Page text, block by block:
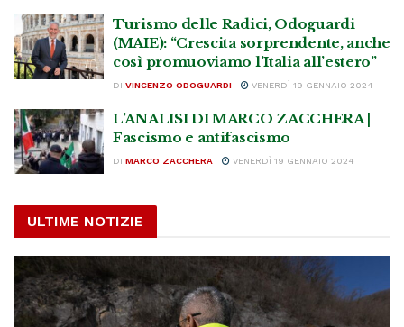
Turismo delle Radici, Odoguardi
(MAIE): “Crescita sorprendente, anche
così promuoviamo l’Italia all’estero”
DI VINCENZO ODOGUARDI VENERDÌ 19 GENNAIO 2024
L’ANALISI DI MARCO ZACCHERA |
Fascismo e antifascismo
DI MARCO ZACCHERA VENERDÌ 19 GENNAIO 2024
ULTIME NOTIZIE